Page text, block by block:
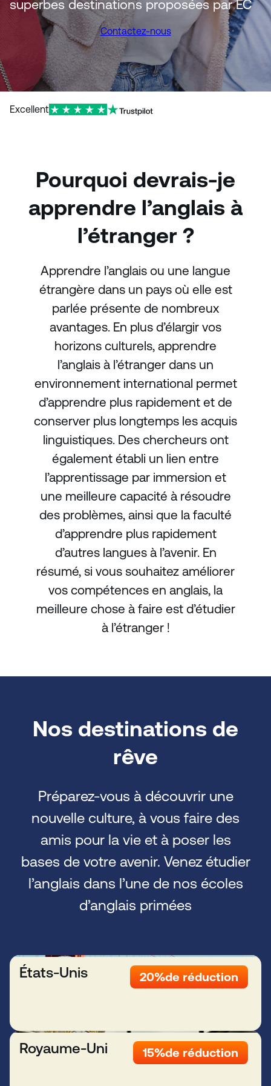
superbes destinations proposées par EC
Contactez-nous
Excellent
Pourquoi devrais-je
apprendre l’anglais à
l’étranger ?
Apprendre l’anglais ou une langue
étrangère dans un pays où elle est
parlée présente de nombreux
avantages. En plus d’élargir vos
horizons culturels, apprendre
l’anglais à l’étranger dans un
environnement international permet
d’apprendre plus rapidement et de
conserver plus longtemps les acquis
linguistiques. Des chercheurs ont
également établi un lien entre
l’apprentissage par immersion et
une meilleure capacité à résoudre
des problèmes, ainsi que la faculté
d’apprendre plus rapidement
d’autres langues à l’avenir. En
résumé, si vous souhaitez améliorer
vos compétences en anglais, la
meilleure chose à faire est d’étudier
à l’étranger !
Nos destinations de
rêve
Préparez-vous à découvrir une
nouvelle culture, à vous faire des
amis pour la vie et à poser les
bases de votre avenir. Venez étudier
l’anglais dans l’une de nos écoles
d’anglais primées
20%de réduction
États-Unis
15%de réduction
Royaume-Uni